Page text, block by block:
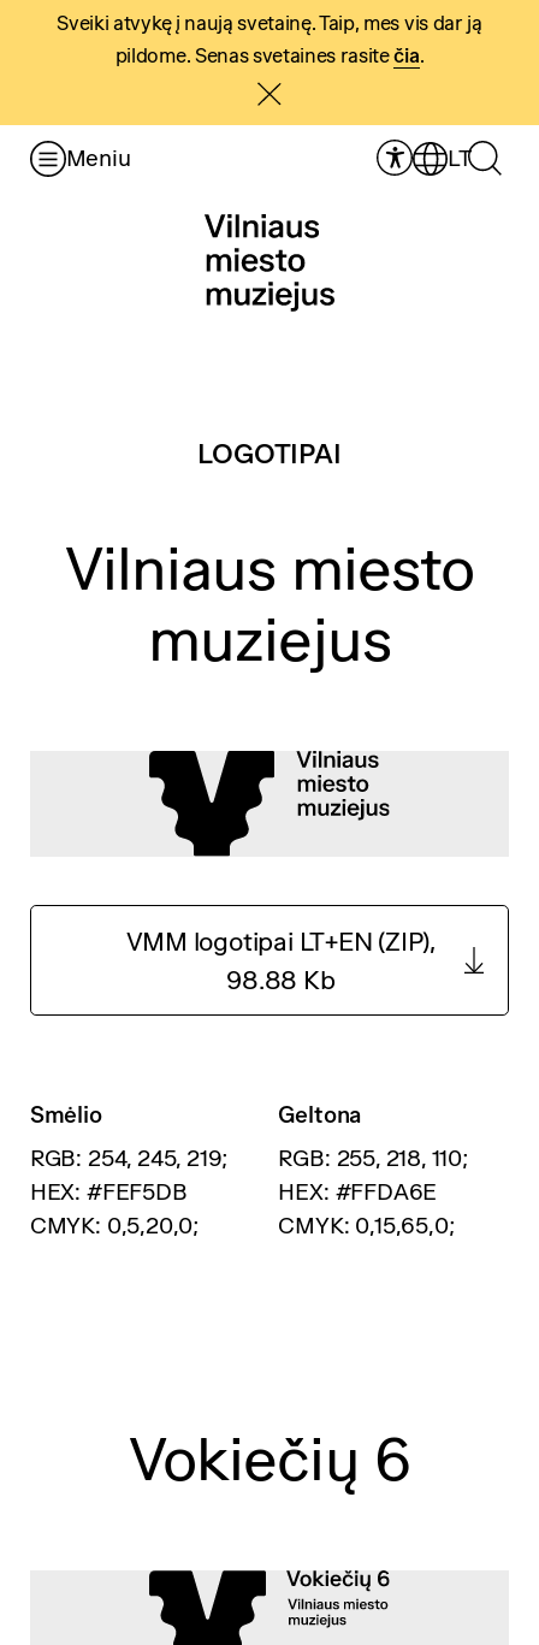
Sveiki atvykę į naują svetainę. Taip, mes vis dar ją
pildome. Senas svetaines rasitečia.
Meniu LT
LOGOTIPAI
Vilniaus miesto
muziejus
VMM logotipai LT+EN (ZIP),
98.88 Kb
Smėlio
RGB: 254, 245, 219;
HEX: #FEF5DB
CMYK: 0,5,20,0;
Geltona
RGB: 255, 218, 110;
HEX: #FFDA6E
CMYK: 0,15,65,0;
Vokiečių 6